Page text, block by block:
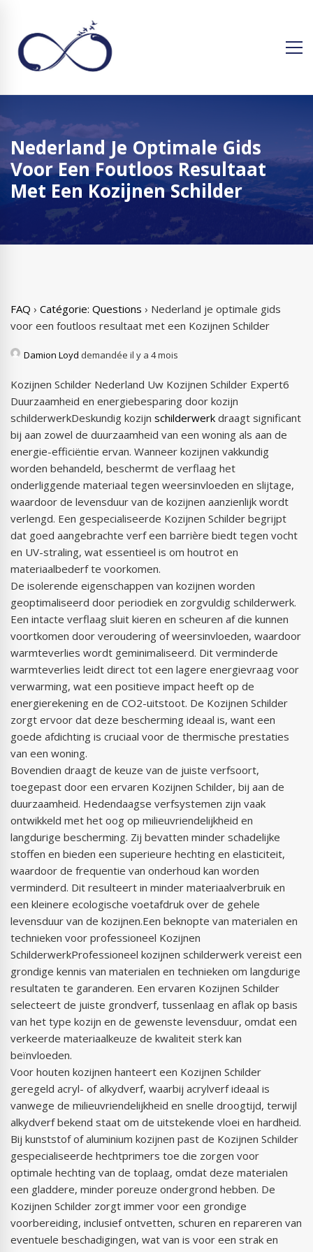
Nederland Je Optimale Gids
Voor Een Foutloos Resultaat
Met Een Kozijnen Schilder
FAQ › Catégorie: Questions › Nederland je optimale gids
voor een foutloos resultaat met een Kozijnen Schilder
Damion Loyd demandée il y a 4 mois
Kozijnen Schilder Nederland Uw Kozijnen Schilder Expert6
Duurzaamheid en energiebesparing door kozijn
schilderwerkDeskundig kozijn schilderwerk draagt significant
bij aan zowel de duurzaamheid van een woning als aan de
energie-efficiëntie ervan. Wanneer kozijnen vakkundig
worden behandeld, beschermt de verflaag het
onderliggende materiaal tegen weersinvloeden en slijtage,
waardoor de levensduur van de kozijnen aanzienlijk wordt
verlengd. Een gespecialiseerde Kozijnen Schilder begrijpt
dat goed aangebrachte verf een barrière biedt tegen vocht
en UV-straling, wat essentieel is om houtrot en
materiaalbederf te voorkomen.
De isolerende eigenschappen van kozijnen worden
geoptimaliseerd door periodiek en zorgvuldig schilderwerk.
Een intacte verflaag sluit kieren en scheuren af die kunnen
voortkomen door veroudering of weersinvloeden, waardoor
warmteverlies wordt geminimaliseerd. Dit verminderde
warmteverlies leidt direct tot een lagere energievraag voor
verwarming, wat een positieve impact heeft op de
energierekening en de CO2-uitstoot. De Kozijnen Schilder
zorgt ervoor dat deze bescherming ideaal is, want een
goede afdichting is cruciaal voor de thermische prestaties
van een woning.
Bovendien draagt de keuze van de juiste verfsoort,
toegepast door een ervaren Kozijnen Schilder, bij aan de
duurzaamheid. Hedendaagse verfsystemen zijn vaak
ontwikkeld met het oog op milieuvriendelijkheid en
langdurige bescherming. Zij bevatten minder schadelijke
stoffen en bieden een superieure hechting en elasticiteit,
waardoor de frequentie van onderhoud kan worden
verminderd. Dit resulteert in minder materiaalverbruik en
een kleinere ecologische voetafdruk over de gehele
levensduur van de kozijnen.Een beknopte van materialen en
technieken voor professioneel Kozijnen
SchilderwerkProfessioneel kozijnen schilderwerk vereist een
grondige kennis van materialen en technieken om langdurige
resultaten te garanderen. Een ervaren Kozijnen Schilder
selecteert de juiste grondverf, tussenlaag en aflak op basis
van het type kozijn en de gewenste levensduur, omdat een
verkeerde materiaalkeuze de kwaliteit sterk kan
beïnvloeden.
Voor houten kozijnen hanteert een Kozijnen Schilder
geregeld acryl- of alkydverf, waarbij acrylverf ideaal is
vanwege de milieuvriendelijkheid en snelle droogtijd, terwijl
alkydverf bekend staat om de uitstekende vloei en hardheid.
Bij kunststof of aluminium kozijnen past de Kozijnen Schilder
gespecialiseerde hechtprimers toe die zorgen voor
optimale hechting van de toplaag, omdat deze materialen
een gladdere, minder poreuze ondergrond hebben. De
Kozijnen Schilder zorgt immer voor een grondige
voorbereiding, inclusief ontvetten, schuren en repareren van
eventuele beschadigingen, wat van is voor een strak en